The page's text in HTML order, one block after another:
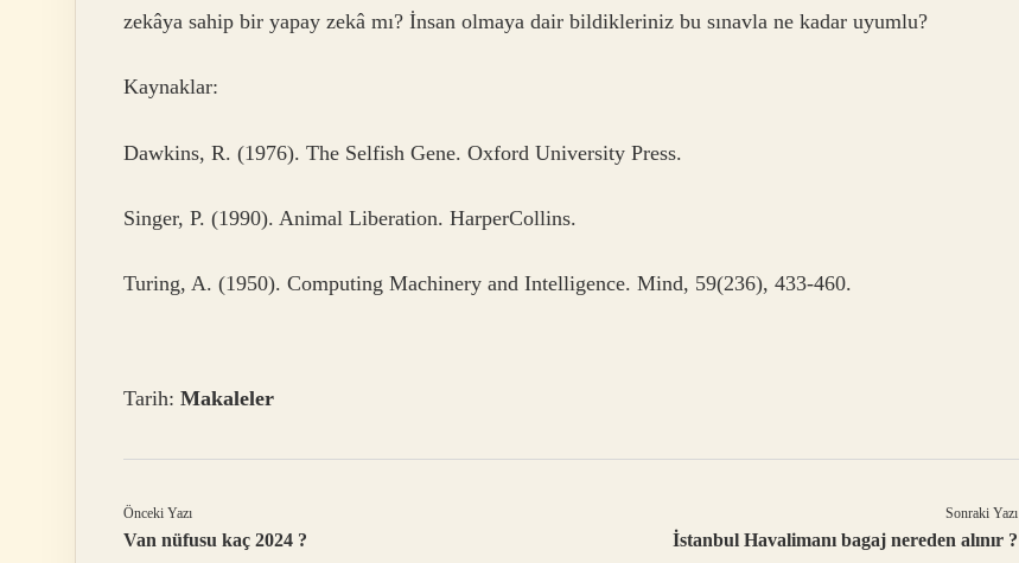
zekâya sahip bir yapay zekâ mı? İnsan olmaya dair bildikleriniz bu sınavla ne kadar uyumlu?
Kaynaklar:
Dawkins, R. (1976). The Selfish Gene. Oxford University Press.
Singer, P. (1990). Animal Liberation. HarperCollins.
Turing, A. (1950). Computing Machinery and Intelligence. Mind, 59(236), 433-460.
Tarih: Makaleler
Önceki Yazı
Van nüfusu kaç 2024 ?
Sonraki Yazı
İstanbul Havalimanı bagaj nereden alınır ?